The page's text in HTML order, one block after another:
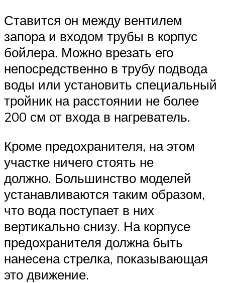
Ставится он между вентилем
запора и входом трубы в корпус
бойлера. Можно врезать его
непосредственно в трубу подвода
воды или установить специальный
тройник на расстоянии не более
200 см от входа в нагреватель.
Кроме предохранителя, на этом
участке ничего стоять не
должно. Большинство моделей
устанавливаются таким образом,
что вода поступает в них
вертикально снизу. На корпусе
предохранителя должна быть
нанесена стрелка, показывающая
это движение.